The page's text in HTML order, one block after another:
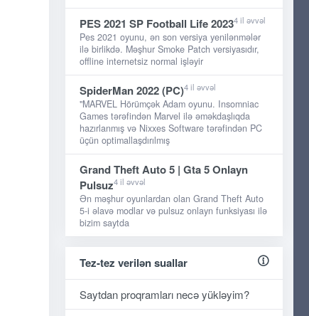
PES 2021 SP Football Life 20234 il əvvəl
Pes 2021 oyunu, ən son versiya yenilənmələr
ilə birlikdə. Məşhur Smoke Patch versiyasıdır,
offline internetsiz normal işləyir
SpiderMan 2022 (PC)4 il əvvəl
"MARVEL Hörümçək Adam oyunu. Insomniac
Games tərəfindən Marvel ilə əməkdaşlıqda
hazırlanmış və Nixxes Software tərəfindən PC
üçün optimallaşdırılmış
Grand Theft Auto 5 | Gta 5 Onlayn
Pulsuz4 il əvvəl
Ən məşhur oyunlardan olan Grand Theft Auto
5-i əlavə modlar və pulsuz onlayn funksiyası ilə
bizim saytda
Tez-tez verilən suallar
Saytdan proqramları necə yükləyim?